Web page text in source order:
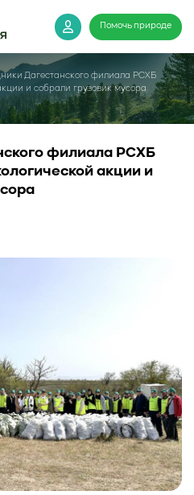
Помочь природе
Дагестанского филиала РСХБ
и собрали грузовик мусора
филиала РСХБ
акции и